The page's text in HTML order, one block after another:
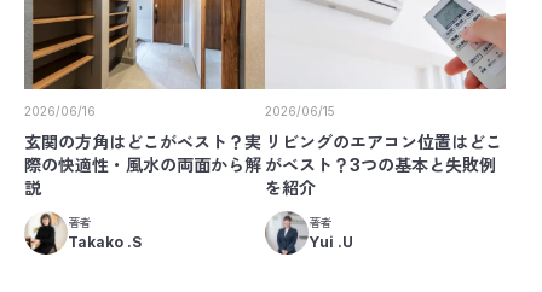
2026/06/16
玄関の方角はどこがベスト？実
際の快適性・風水の両面から解
説
著者
Takako .S
2026/06/15
リビングのエアコン位置はどこ
がベスト？3つの基本と失敗例
を紹介
著者
Yui .U